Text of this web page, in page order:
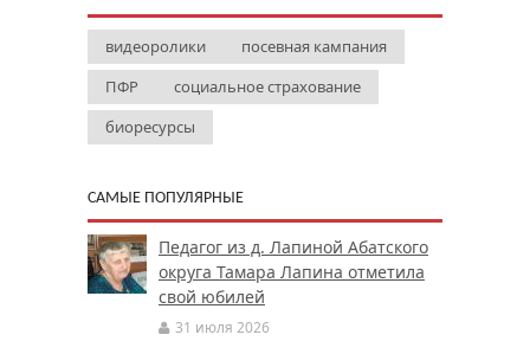
видеоролики
посевная кампания
ПФР
социальное страхование
биоресурсы
САМЫЕ ПОПУЛЯРНЫЕ
Педагог из д. Лапиной Абатского
округа Тамара Лапина отметила
свой юбилей
31 июля 2026